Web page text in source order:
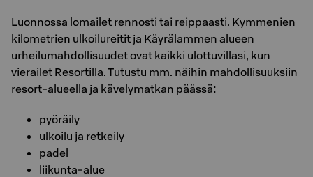
Luonnossa lomailet rennosti tai reippaasti. Kymmenien
kilometrien ulkoilureitit ja Käyrälammen alueen
urheilumahdollisuudet ovat kaikki ulottuvillasi, kun
vierailet Resortilla. Tutustu mm. näihin mahdollisuuksiin
resort-alueella ja kävelymatkan päässä:
pyöräily
ulkoilu ja retkeily
padel
liikunta-alue